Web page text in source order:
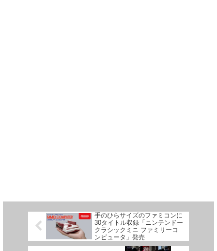
手のひらサイズのファミコンに
30タイトル収録「ニンテンドー
クラシックミニ ファミリーコ
ンピュータ」発売